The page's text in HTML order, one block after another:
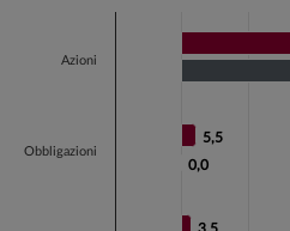
Bar chart with 2 data series.
View as data table, Chart
The chart has 1 Y axis
5,5
5,5
0,0
0,0
Azioni
Obbligazioni